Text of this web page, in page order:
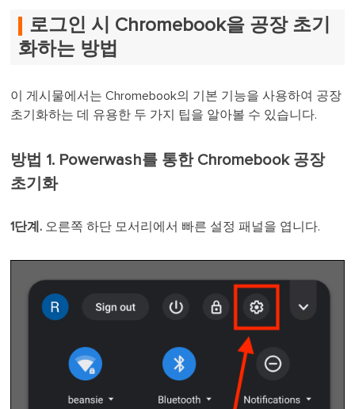
로그인 시 Chromebook을 공장 초기
화하는 방법
이 게시물에서는 Chromebook의 기본 기능을 사용하여 공장
초기화하는 데 유용한 두 가지 팁을 알아볼 수 있습니다.
방법 1. Powerwash를 통한 Chromebook 공장
초기화
1단계. 오른쪽 하단 모서리에서 빠른 설정 패널을 엽니다.